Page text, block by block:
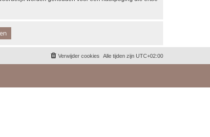
Alle tijden zijn UTC+02:00
Verwijder cookies